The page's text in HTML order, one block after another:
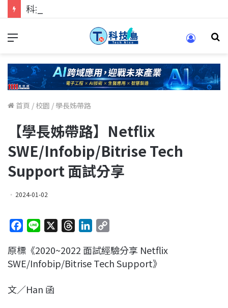
科技人找工作，就到TECH+ 科技專區!
首頁 / 校園 / 學長姊帶路
【學長姊帶路】Netflix
SWE/Infobip/Bitrise Tech
Support 面試分享
2024-01-02
c
e
o
n
e
r
e
n
k
p
y
原標《2020~2022 面試經驗分享 Netflix
SWE/Infobip/Bitrise Tech Support》
文／Han 函